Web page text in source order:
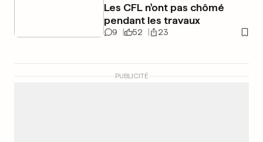
Les CFL n'ont pas chômé
pendant les travaux
9 52 23
PUBLICITÉ